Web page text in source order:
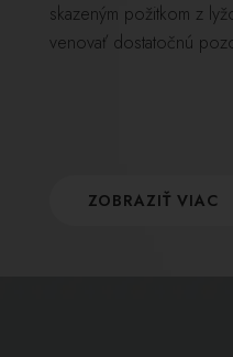
skazeným požitkom z
venovať dostatočnú
ZOBRAZIŤ VIAC